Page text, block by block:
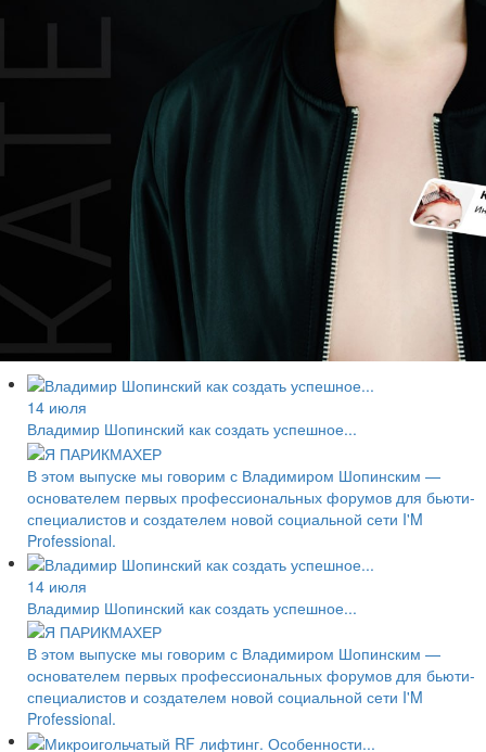
14 июля
Владимир Шопинский как создать успешное...
В этом выпуске мы говорим с Владимиром Шопинским —
основателем первых профессиональных форумов для бьюти-
специалистов и создателем новой социальной сети I'M
Professional.
14 июля
Владимир Шопинский как создать успешное...
В этом выпуске мы говорим с Владимиром Шопинским —
основателем первых профессиональных форумов для бьюти-
специалистов и создателем новой социальной сети I'M
Professional.